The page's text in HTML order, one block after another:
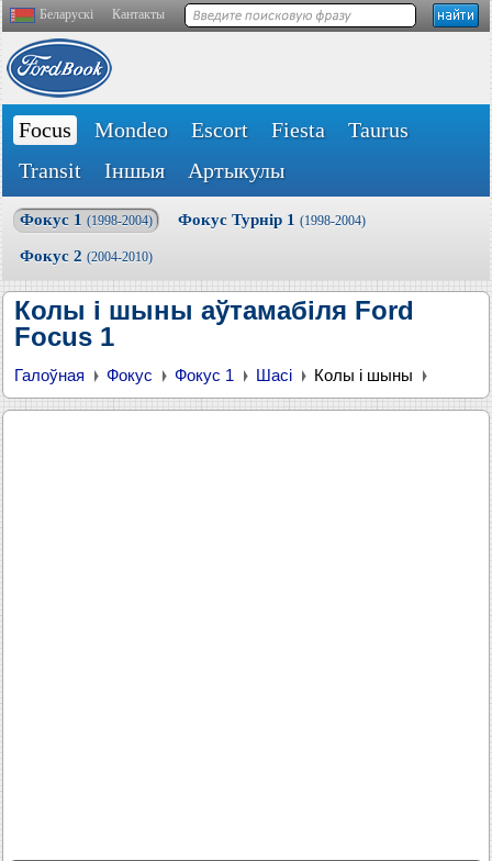
Беларускі Кантакты
Focus Mondeo Escort Fiesta
Taurus
Transit
Іншыя Артыкулы
Фокус 1 (1998-2004) Фокус Турнір 1 (1998-2004)
Фокус 2 (2004-2010)
Колы і шыны аўтамабіля Ford
Focus 1
Галоўная Фокус Фокус 1 Шасі Колы і шыны